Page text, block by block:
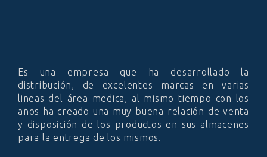
Es una empresa que ha desarrollado la
distribución, de excelentes marcas en varias
lineas del área medica, al mismo tiempo con los
años ha creado una muy buena relación de venta
y disposición de los productos en sus almacenes
para la entrega de los mismos.